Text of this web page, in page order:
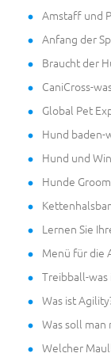
Amstaff und
Anfang der
Braucht der
CaniCross-
Global Pet
Hund baden-
Hund und
Hunde
Lernen Sie
Menü für die
Treibball-was
Was ist
Was soll
Welcher